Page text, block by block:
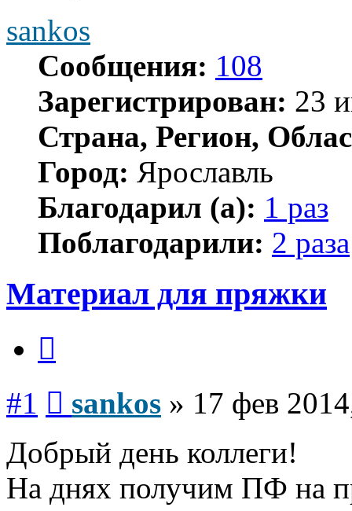
sankos
Сообщения: 108
Зарегистрирован: 23
Страна, Регион,
Город: Ярославль
Благодарил (а): 1 раз
Поблагодарили: 2 раза
Материал для пряжки
#1 sankos » 17 фев
Добрый день коллеги!
На днях получим ПФ на